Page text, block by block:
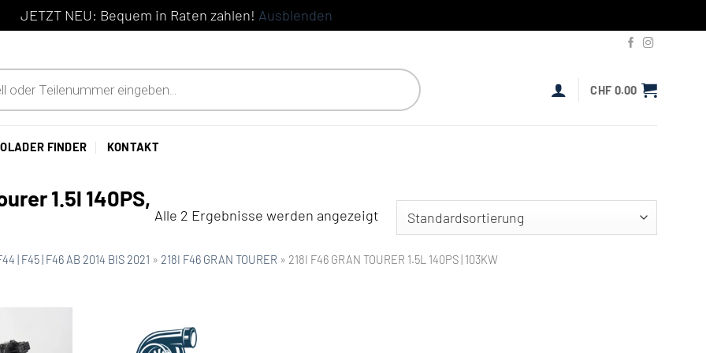
JETZT NEU: Bequem in Raten zahlen! Ausblenden
CHF 0.00
FINDER KONTAKT
1.5l 140PS,
Alle 2 Ergebnisse werden angezeigt
| F45 | F46 AB 2014 BIS 2021 » 218I F46 GRAN TOURER » 218I F46 GRAN TOURER 1.5L 140PS | 103KW